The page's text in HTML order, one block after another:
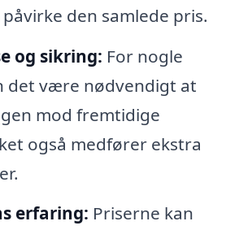
den samlede pris.
og sikring: For nogle
det være nødvendigt at
mod fremtidige
også medfører ekstra
erfaring: Priserne kan